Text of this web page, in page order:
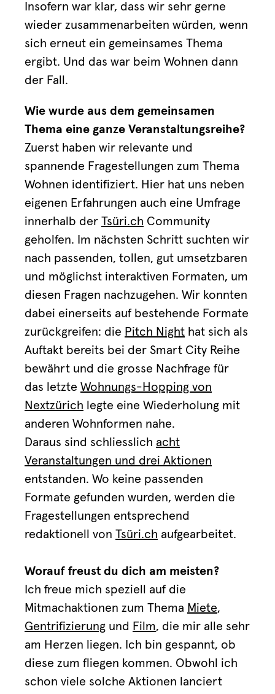
Insofern war klar, dass wir sehr gerne
wieder zusammenarbeiten würden, wenn
sich erneut ein gemeinsames Thema
ergibt. Und das war beim Wohnen dann
der Fall.
Wie wurde aus dem gemeinsamen
Thema eine ganze Veranstaltungsreihe?
Zuerst haben wir relevante und
spannende Fragestellungen zum Thema
Wohnen identifiziert. Hier hat uns neben
eigenen Erfahrungen auch eine Umfrage
innerhalb der Tsüri.ch Community
geholfen. Im nächsten Schritt suchten wir
nach passenden, tollen, gut umsetzbaren
und möglichst interaktiven Formaten, um
diesen Fragen nachzugehen. Wir konnten
dabei einerseits auf bestehende Formate
zurückgreifen: die Pitch Night hat sich als
Auftakt bereits bei der Smart City Reihe
bewährt und die grosse Nachfrage für
das letzte Wohnungs-Hopping von
Nextzürich legte eine Wiederholung mit
anderen Wohnformen nahe.
Daraus sind schliesslich acht
Veranstaltungen und drei Aktionen
entstanden. Wo keine passenden
Formate gefunden wurden, werden die
Fragestellungen entsprechend
redaktionell von Tsüri.ch aufgearbeitet.
Worauf freust du dich am meisten?
Ich freue mich speziell auf die
Mitmachaktionen zum Thema Miete,
Gentrifizierung und Film, die mir alle sehr
am Herzen liegen. Ich bin gespannt, ob
diese zum fliegen kommen. Obwohl ich
schon viele solche Aktionen lanciert